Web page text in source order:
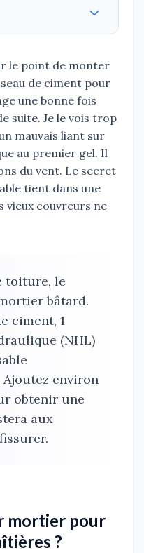
le point de monter
de ciment pour
une bonne fois
suite. Je le vois trop
mauvais liant sur
au premier gel. Il
du vent. Le secret
tient dans une
vieux couvreurs ne
toiture, le
bâtard.
ciment, 1
(NHL)
environ
obtenir une
aux
mortier pour
?